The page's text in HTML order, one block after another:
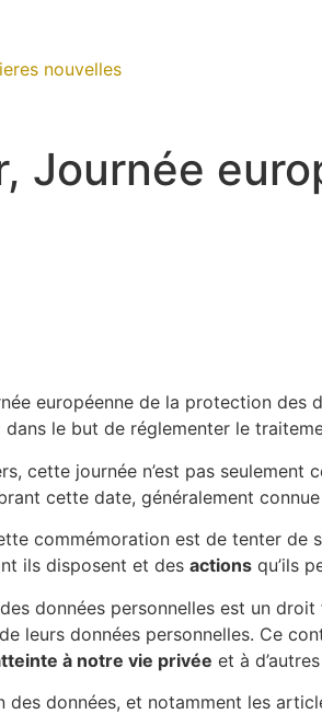
nouvelles
Journée
européenne de la protection
dans le but de réglementer le
cette journée n’est pas
cette date, généralement
commémoration est de tenter de
ils disposent et des actions qu’ils
données personnelles est un
leurs données personnelles. Ce
à notre vie privée et à
données, et notamment les